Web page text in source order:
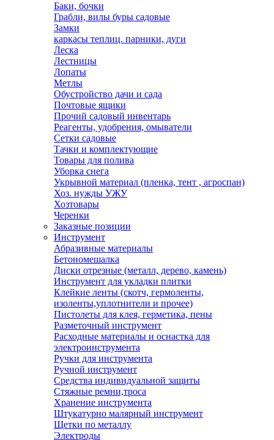
Баки, бочки
Грабли, вилы буры садовые
Замки
каркасы теплиц. парники, дуги
Леска
Лестницы
Лопаты
Метлы
Обустройство дачи и сада
Почтовые ящики
Прочий садовый инвентарь
Реагенты, удобрения, омыватели
Сетки садовые
Тачки и комплектующие
Товары для полива
Уборка снега
Укрывной материал (пленка, тент , агроспан)
Хоз. нужды УЖУ
Хозтовары
Черенки
Заказные позиции
Инструмент
Абразивные материалы
Бетономешалка
Диски отрезные (металл, дерево, камень)
Инструмент для укладки плитки
Клейкие ленты (скотч, гермоленты,
изоленты,уплотнители и прочее)
Пистолеты для клея, герметика, пены
Разметочный инструмент
Расходные материалы и оснастка для
электроинструмента
Ручки для инструмента
Ручной инструмент
Средства индивидуальной защиты
Стяжные ремни,троса
Хранение инструмента
Штукатурно малярный инструмент
Щетки по металлу
Электроды